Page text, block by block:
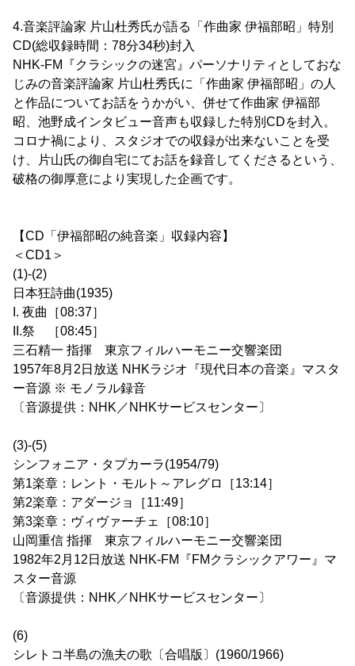
4.音楽評論家 片山杜秀氏が語る「作曲家 伊福部昭」特別
CD(総収録時間：78分34秒)封入
NHK-FM『クラシックの迷宮』パーソナリティとしておな
じみの音楽評論家 片山杜秀氏に「作曲家 伊福部昭」の人
と作品についてお話をうかがい、併せて作曲家 伊福部
昭、池野成インタビュー音声も収録した特別CDを封入。
コロナ禍により、スタジオでの収録が出来ないことを受
け、片山氏の御自宅にてお話を録音してくださるという、
破格の御厚意により実現した企画です。
【CD「伊福部昭の純音楽」収録内容】
＜CD1＞
(1)-(2)
日本狂詩曲(1935)
I. 夜曲［08:37］
II.祭 ［08:45］
三石精一 指揮 東京フィルハーモニー交響楽団
1957年8月2日放送 NHKラジオ『現代日本の音楽』マスタ
ー音源 ※ モノラル録音
〔音源提供：NHK／NHKサービスセンター〕
(3)-(5)
シンフォニア・タプカーラ(1954/79)
第1楽章：レント・モルト～アレグロ［13:14］
第2楽章：アダージョ［11:49］
第3楽章：ヴィヴァーチェ［08:10］
山岡重信 指揮 東京フィルハーモニー交響楽団
1982年2月12日放送 NHK-FM『FMクラシックアワー』マ
スター音源
〔音源提供：NHK／NHKサービスセンター〕
(6)
シレトコ半島の漁夫の歌〔合唱版〕(1960/1966)